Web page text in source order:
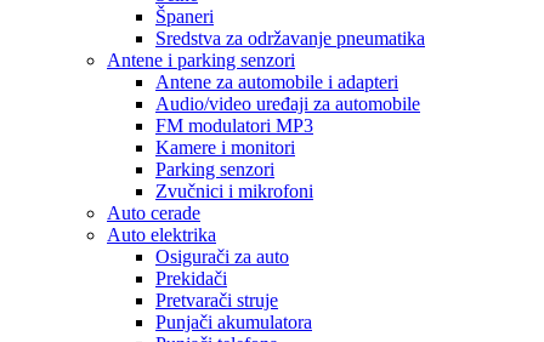
Španeri
Sredstva za održavanje pneumatika
Antene i parking senzori
Antene za automobile i adapteri
Audio/video uređaji za automobile
FM modulatori MP3
Kamere i monitori
Parking senzori
Zvučnici i mikrofoni
Auto cerade
Auto elektrika
Osigurači za auto
Prekidači
Pretvarači struje
Punjači akumulatora